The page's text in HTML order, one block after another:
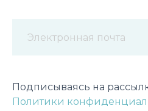
Подписываясь на
Политики